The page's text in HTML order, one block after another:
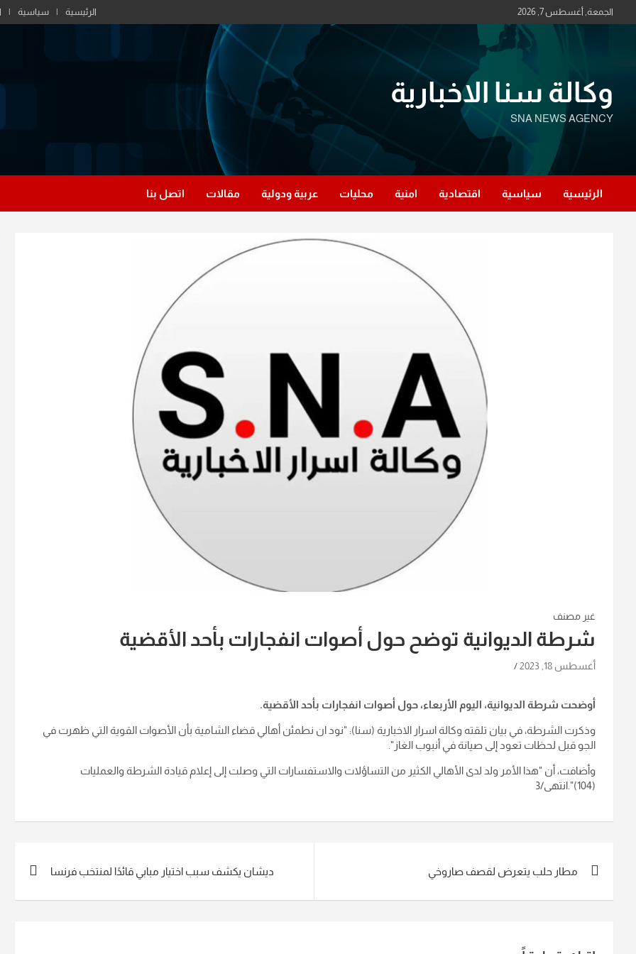
to
الجمعة, أغسطس 7, 2026 الرئيسية سياسية
وكالة سنا الاخبارية
SNA NEWS AGENCY
الرئيسية سياسية اقتصادية امنية محليات عربية ودولية مقالات اتصل بنا
غير مصنف
شرطة الديوانية توضح حول أصوات انفجارات بأحد الأقضية
أغسطس 18, 2023
أوضحت شرطة الديوانية، اليوم الأربعاء، حول أصوات انفجارات بأحد الأقضية.
وذكرت الشرطة، في بيان تلقته وكالة اسرار الاخبارية (سنا): "نود ان نطمئن أهالي قضاء الشامية بأن الأصوات القوية التي ظهرت في
الجو قبل لحظات تعود إلى صيانة في أنبوب الغاز".
وأضافت، أن "هذا الأمر ولد لدى الأهالي الكثير من التساؤلات والاستفسارات التي وصلت إلى إعلام قيادة الشرطة والعمليات
(104)".انتهى/3
المقالات
مطار حلب يتعرض لقصف صاروخي ديشان يكشف سبب اختيار مبابي قائدًا لمنتخب فرنسا